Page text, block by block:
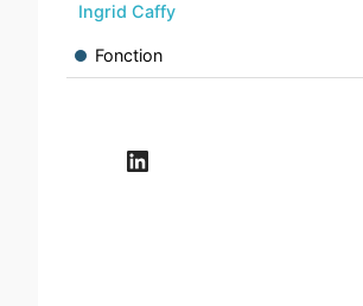
Ingrid Caffy
Fonction
LinkedIn